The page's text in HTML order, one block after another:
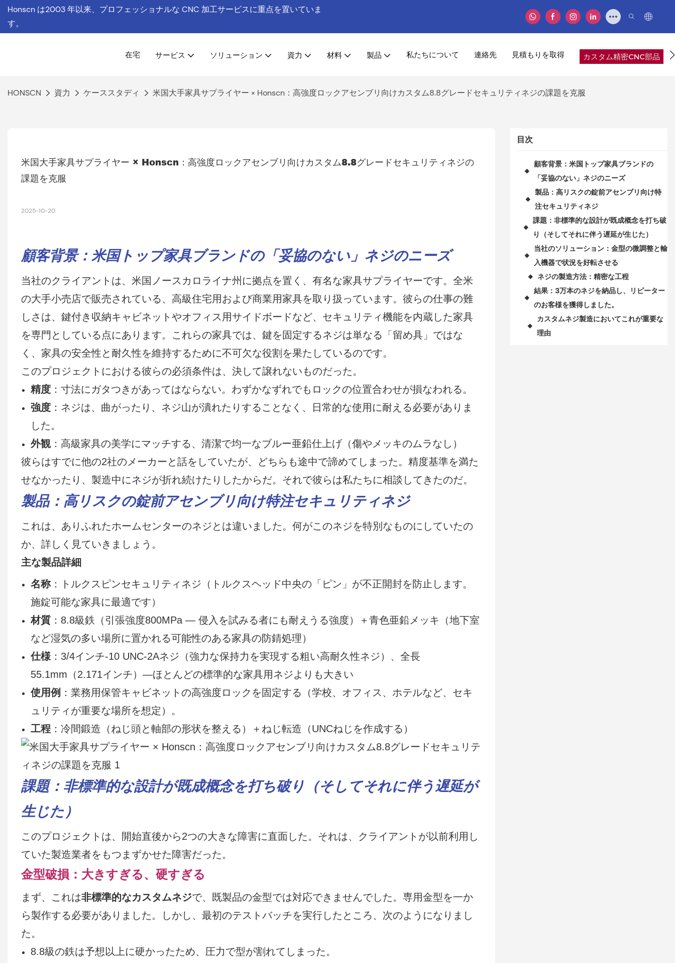
Honscn は2003 年以来、プロフェッショナルな CNC 加工サービスに重点を置いていま
す。
在宅 サービス ソリューション 資力 材料 製品 私たちについて 連絡先 見積もりを取得 カスタム精密CNC部品
HONSCN 資力 ケーススタディ 米国大手家具サプライヤー × Honscn：高強度ロックアセンブリ向けカスタム8.8グレードセキュリティネジの課題を克服
米国大手家具サプライヤー × Honscn：高強度ロックアセンブリ向けカスタム8.8グレードセキュリティネジの
課題を克服
2025-10-20
顧客背景：米国トップ家具ブランドの「妥協のない」ネジのニーズ
当社のクライアントは、米国ノースカロライナ州に拠点を置く、有名な家具サプライヤーです。全米
の大手小売店で販売されている、高級住宅用および商業用家具を取り扱っています。彼らの仕事の難
しさは、鍵付き収納キャビネットやオフィス用サイドボードなど、セキュリティ機能を内蔵した家具
を専門としている点にあります。これらの家具では、鍵を固定するネジは単なる「留め具」ではな
く、家具の安全性と耐久性を維持するために不可欠な役割を果たしているのです。
このプロジェクトにおける彼らの必須条件は、決して譲れないものだった。
精度 ：寸法にガタつきがあってはならない。わずかなずれでもロックの位置合わせが損なわれる。
強度 ：ネジは、曲がったり、ネジ山が潰れたりすることなく、日常的な使用に耐える必要がありま
した。
外観：高級家具の美学にマッチする、清潔で均一なブルー亜鉛仕上げ（傷やメッキのムラなし）
彼らはすでに他の2社のメーカーと話をしていたが、どちらも途中で諦めてしまった。精度基準を満た
せなかったり、製造中にネジが折れ続けたりしたからだ。それで彼らは私たちに相談してきたのだ。
製品：高リスクの錠前アセンブリ向け特注セキュリティネジ
これは、ありふれたホームセンターのネジとは違いました。何がこのネジを特別なものにしていたの
か、詳しく見ていきましょう。
主な製品詳細
名称：トルクスピンセキュリティネジ（トルクスヘッド中央の「ピン」が不正開封を防止します。
施錠可能な家具に最適です）
材質 ：8.8級鉄（引張強度800MPa ― 侵入を試みる者にも耐えうる強度）＋青色亜鉛メッキ（地下室
など湿気の多い場所に置かれる可能性のある家具の防錆処理）
仕様 ：3/4インチ-10 UNC-2Aネジ（強力な保持力を実現する粗い高耐久性ネジ）、全長
55.1mm（2.171インチ）—ほとんどの標準的な家具用ネジよりも大きい
使用例 ：業務用保管キャビネットの高強度ロックを固定する（学校、オフィス、ホテルなど、セキ
ュリティが重要な場所を想定）。
工程 ：冷間鍛造（ねじ頭と軸部の形状を整える）＋ねじ転造（UNCねじを作成する）
課題：非標準的な設計が既成概念を打ち破り（そしてそれに伴う遅延が
生じた）
このプロジェクトは、開始直後から2つの大きな障害に直面した。それは、クライアントが以前利用し
ていた製造業者をもつまずかせた障害だった。
金型破損：大きすぎる、硬すぎる
まず、これは非標準的なカスタムネジで、既製品の金型では対応できませんでした。専用金型を一か
ら製作する必要がありました。しかし、最初のテストバッチを実行したところ、次のようになりまし
た。
8.8級の鉄は予想以上に硬かったため、圧力で型が割れてしまった。
目次
◆
顧客背景：米国トップ家具ブランドの
「妥協のない」ネジのニーズ
◆
製品：高リスクの錠前アセンブリ向け特
注セキュリティネジ
◆
課題：非標準的な設計が既成概念を打ち破
り（そしてそれに伴う遅延が生じた）
◆
当社のソリューション：金型の微調整と輸
入機器で状況を好転させる
◆ ネジの製造方法：精密な工程
◆
結果：3万本のネジを納品し、リピーター
のお客様を獲得しました。
◆
カスタムネジ製造においてこれが重要な
理由